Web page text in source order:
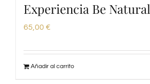
Experiencia Be Natural
65,00 €
Añadir al carrito